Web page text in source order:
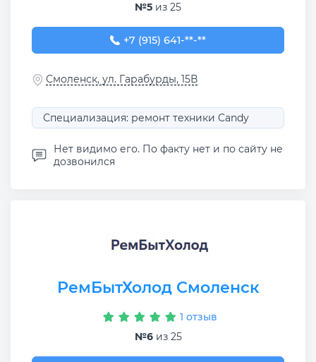
№5 из 25
+7 (915) 641-06-48
+7 (915) 641-**-**
Смоленск, ул. Гарабурды, 15В
Специализация: ремонт техники Candy
Нет видимо его. По факту нет и по сайту не
дозвонился
РемБытХолод Смоленск
1 отзыв
№6из 25